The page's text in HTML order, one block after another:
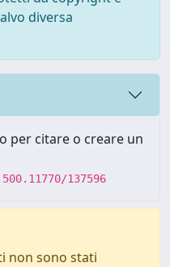
diversa
per citare o creare un
137596
non sono stati